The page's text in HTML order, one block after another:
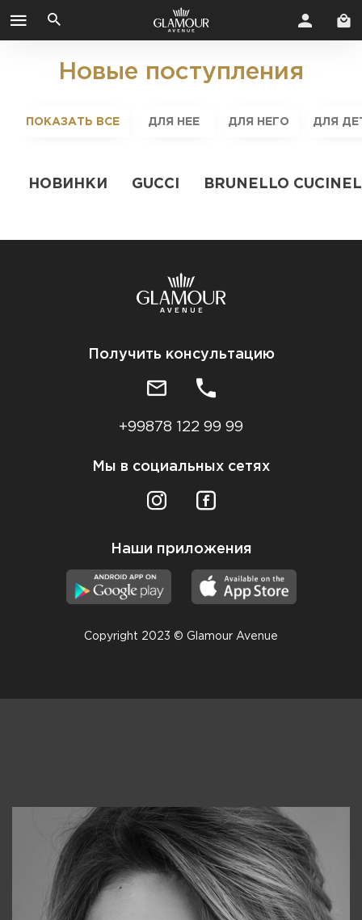
Новые поступления
ПОКАЗАТЬ ВСЕ ДЛЯ НЕЕ ДЛЯ НЕГО ДЛЯ
НОВИНКИ GUCCI BRUNELLO
Получить консультацию
+99878 122 99 99
Мы в социальных сетях
Наши приложения
Copyright 2023 © Glamour Avenue